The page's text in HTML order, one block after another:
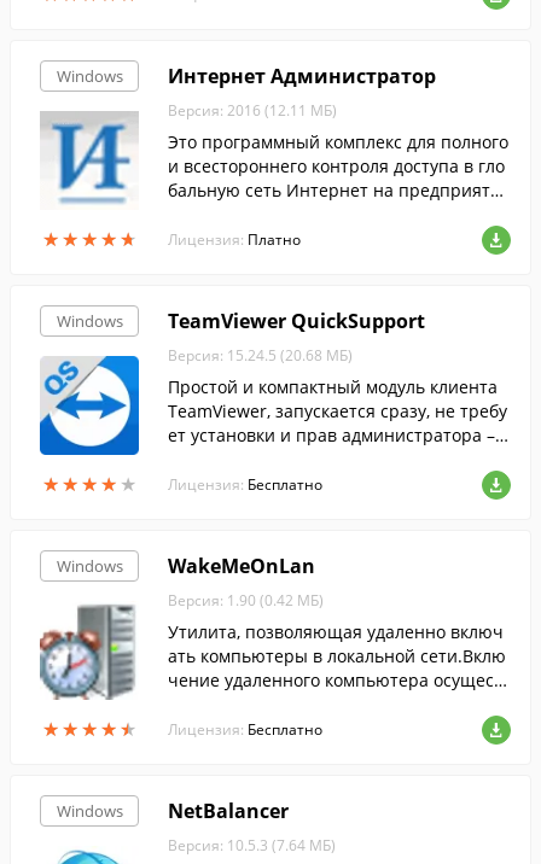
Windows
★★★★★
★★★★★
Интернет Администратор
Версия: 2016 (12.11 МБ)
Это программный комплекс для полного
и всестороннего контроля доступа в гло
бальную сеть Интернет на предприяти
Лицензия: Платно
Windows
★★★★ ★
★★★★ ★
TeamViewer QuickSupport
Версия: 15.24.5 (20.68 МБ)
Простой и компактный модуль клиента
TeamViewer, запускается сразу, не требу
ет установки и прав администратора – о
Лицензия: Бесплатно
Windows
★★★★★
★★★★★
WakeMeOnLan
Версия: 1.90 (0.42 МБ)
Утилита, позволяющая удаленно включ
ать компьютеры в локальной сети.Вклю
чение удаленного компьютера осущест
Лицензия: Бесплатно
Windows NetBalancer
Версия: 10.5.3 (7.64 МБ)